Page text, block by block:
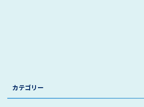
カテゴリー